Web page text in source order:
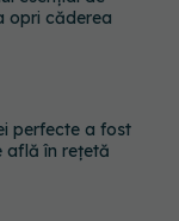
perfecte a fost
în rețetă
zilnic,